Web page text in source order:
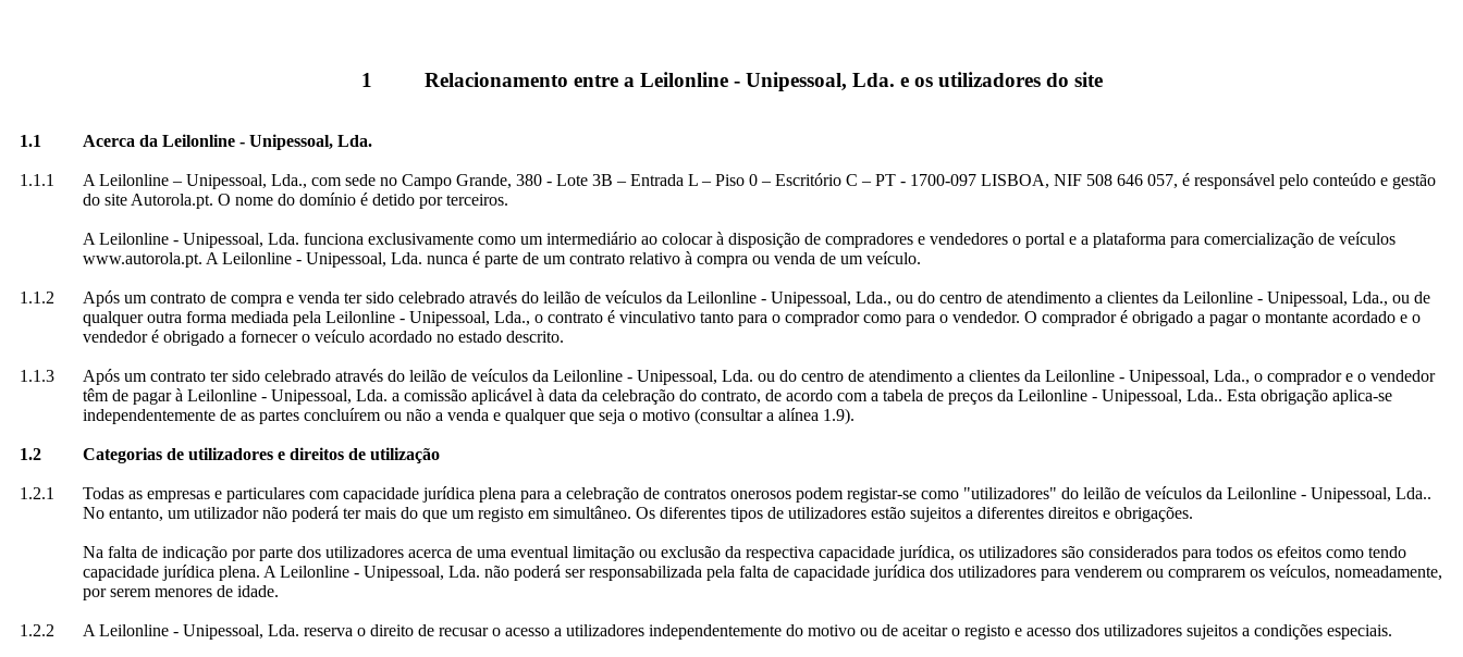
1 Relacionamento entre a Leilonline - Unipessoal, Lda. e os utilizadores do site
1.1 Acerca da Leilonline - Unipessoal, Lda.
1.1.1
A Leilonline – Unipessoal, Lda., com sede no Campo Grande, 380 - Lote 3B – Entrada L – Piso 0 – Escritório C – PT - 1700-097 LISBOA, NIF 508 646 057, é responsável pelo conteúdo e gestão
do site Autorola.pt. O nome do domínio é detido por terceiros.
A Leilonline - Unipessoal, Lda. funciona exclusivamente como um intermediário ao colocar à disposição de compradores e vendedores o portal e a plataforma para comercialização de veículos
www.autorola.pt. A Leilonline - Unipessoal, Lda. nunca é parte de um contrato relativo à compra ou venda de um veículo.
1.1.2
Após um contrato de compra e venda ter sido celebrado através do leilão de veículos da Leilonline - Unipessoal, Lda., ou do centro de atendimento a clientes da Leilonline - Unipessoal, Lda., ou de
qualquer outra forma mediada pela Leilonline - Unipessoal, Lda., o contrato é vinculativo tanto para o comprador como para o vendedor. O comprador é obrigado a pagar o montante acordado e o
vendedor é obrigado a fornecer o veículo acordado no estado descrito.
1.1.3
Após um contrato ter sido celebrado através do leilão de veículos da Leilonline - Unipessoal, Lda. ou do centro de atendimento a clientes da Leilonline - Unipessoal, Lda., o comprador e o vendedor
têm de pagar à Leilonline - Unipessoal, Lda. a comissão aplicável à data da celebração do contrato, de acordo com a tabela de preços da Leilonline - Unipessoal, Lda.. Esta obrigação aplica-se
independentemente de as partes concluírem ou não a venda e qualquer que seja o motivo (consultar a alínea 1.9).
1.2 Categorias de utilizadores e direitos de utilização
1.2.1
Todas as empresas e particulares com capacidade jurídica plena para a celebração de contratos onerosos podem registar-se como "utilizadores" do leilão de veículos da Leilonline - Unipessoal, Lda..
No entanto, um utilizador não poderá ter mais do que um registo em simultâneo. Os diferentes tipos de utilizadores estão sujeitos a diferentes direitos e obrigações.
Na falta de indicação por parte dos utilizadores acerca de uma eventual limitação ou exclusão da respectiva capacidade jurídica, os utilizadores são considerados para todos os efeitos como tendo
capacidade jurídica plena. A Leilonline - Unipessoal, Lda. não poderá ser responsabilizada pela falta de capacidade jurídica dos utilizadores para venderem ou comprarem os veículos, nomeadamente,
por serem menores de idade.
1.2.2 A Leilonline - Unipessoal, Lda. reserva o direito de recusar o acesso a utilizadores independentemente do motivo ou de aceitar o registo e acesso dos utilizadores sujeitos a condições especiais.